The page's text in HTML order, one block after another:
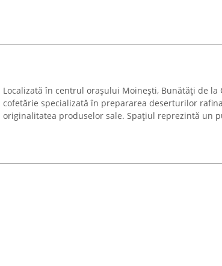
Localizată în centrul orașului Moinești, Bunătăți de la
cofetărie specializată în prepararea deserturilor
originalitatea produselor sale. Spațiul reprezintă un